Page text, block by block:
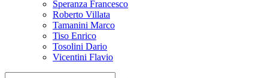
Speranza Francesco
Roberto Villata
Tamanini Marco
Tiso Enrico
Tosolini Dario
Vicentini Flavio